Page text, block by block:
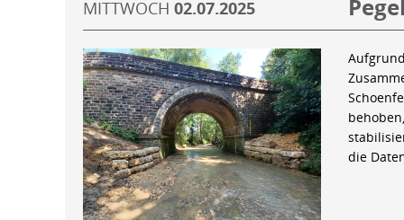
MITTWOCH 02.07.2025
die